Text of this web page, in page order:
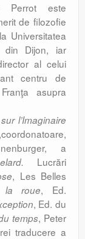
Perrot este
de filozofie
Universitatea
din Dijon, iar
al celui
centru de
asupra
l’Imaginaire
,coordonatoare,
a
Lucrări
, Les Belles
la roue, Ed.
, Ed. du
temps, Peter
traducere a